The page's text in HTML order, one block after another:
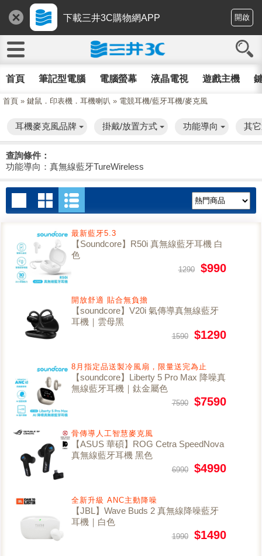
下載三井3C購物網APP 開啟
首頁 筆記型電腦 電腦螢幕 液晶電視 遊戲主機
首頁 » 鍵鼠．印表機．耳機喇叭 » 電競耳機/藍牙耳機/麥克風
耳機麥克風品牌 掛戴/放置方式 功能導向 其
查詢條件：
功能導向：真無線藍牙TureWireless
最新藍牙5.3
【Soundcore】R50i 真無線藍牙耳機 白
色
1290 $990
開放舒適 貼合無負擔
【soundcore】V20i 氣傳導真無線藍牙
耳機｜雲母黑
1590 $1290
8月指定品送製冷風扇，限量送完為止
【soundcore】Liberty 5 Pro Max 降噪真
無線藍牙耳機｜鈦金屬色
7590 $7590
骨傳導人工智慧麥克風
【ASUS 華碩】ROG Cetra SpeedNova
真無線藍牙耳機 黑色
6990 $4990
全新升級 ANC主動降噪
【JBL】Wave Buds 2 真無線降噪藍牙
耳機｜白色
1990 $1490